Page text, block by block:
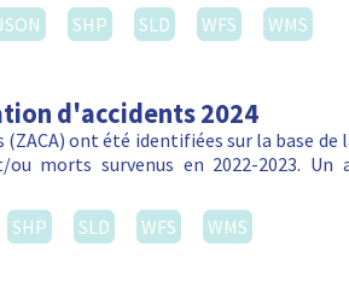
SHP SLD WFS WMS
d'accidents 2024
(ZACA) ont été identifiées sur la base
morts survenus en 2022-2023.
SHP SLD WFS WMS